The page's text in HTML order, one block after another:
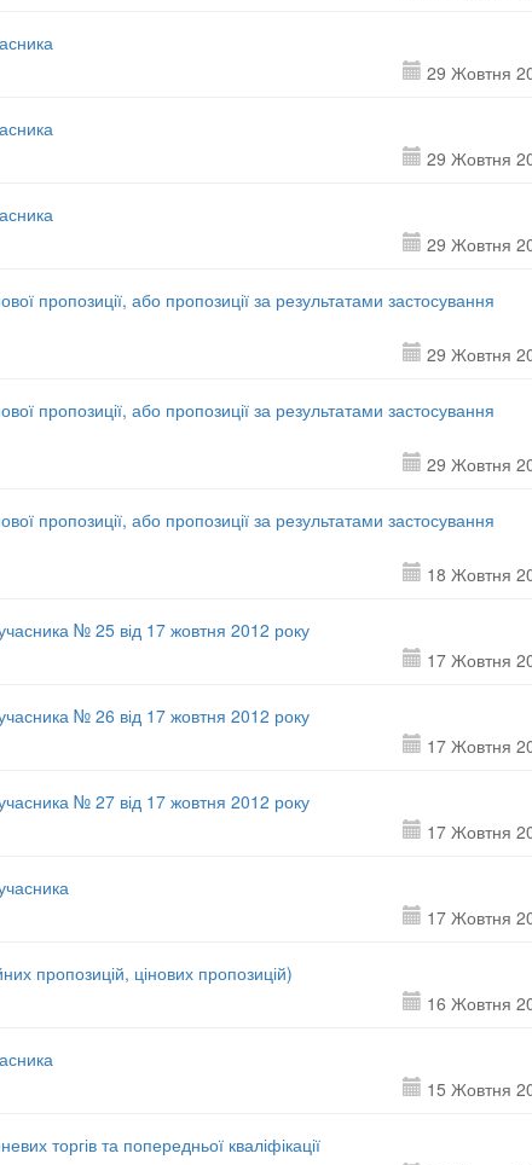
29 Жовтня
29 Жовтня
29 Жовтня
пропозиції, або пропозиції за результатами застосування
29 Жовтня
пропозиції, або пропозиції за результатами застосування
29 Жовтня
пропозиції, або пропозиції за результатами застосування
18 Жовтня
№ 25 від 17 жовтня 2012 року
17 Жовтня
№ 26 від 17 жовтня 2012 року
17 Жовтня
№ 27 від 17 жовтня 2012 року
17 Жовтня
17 Жовтня
пропозицій, цінових пропозицій)
16 Жовтня
15 Жовтня
торгів та попередньої кваліфікації